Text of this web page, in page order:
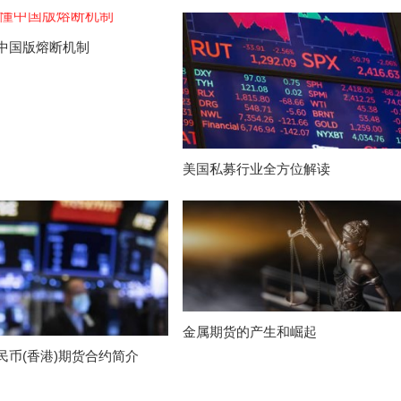
国版熔断机制
美国私募行业全方位解读
币(香港)期货合约简介
金属期货的产生和崛起